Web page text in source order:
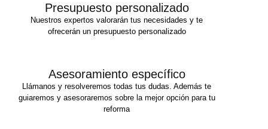
Presupuesto personalizado
Nuestros expertos valorarán tus necesidades y te
ofrecerán un presupuesto personalizado
Asesoramiento específico
Llámanos y resolveremos todas tus dudas. Además te
guiaremos y asesoraremos sobre la mejor opción para tu
reforma